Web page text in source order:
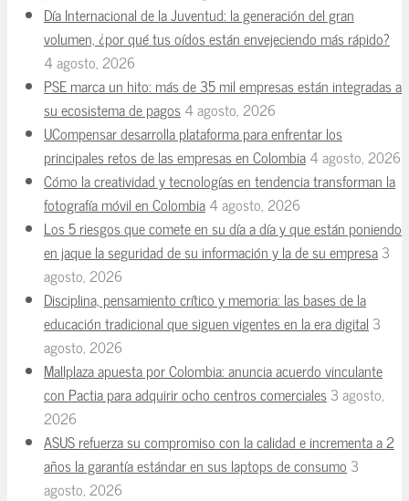
Día Internacional de la Juventud: la generación del gran
volumen, ¿por qué tus oídos están envejeciendo más rápido?
4 agosto, 2026
PSE marca un hito: más de 35 mil empresas están integradas a
su ecosistema de pagos4 agosto, 2026
UCompensar desarrolla plataforma para enfrentar los
principales retos de las empresas en Colombia4 agosto, 2026
Cómo la creatividad y tecnologías en tendencia transforman la
fotografía móvil en Colombia4 agosto, 2026
Los 5 riesgos que comete en su día a día y que están poniendo
en jaque la seguridad de su información y la de su empresa3
agosto, 2026
Disciplina, pensamiento crítico y memoria: las bases de la
educación tradicional que siguen vigentes en la era digital 3
agosto, 2026
Mallplaza apuesta por Colombia: anuncia acuerdo vinculante
con Pactia para adquirir ocho centros comerciales3 agosto,
2026
ASUS refuerza su compromiso con la calidad e incrementa a 2
años la garantía estándar en sus laptops de consumo 3
agosto, 2026